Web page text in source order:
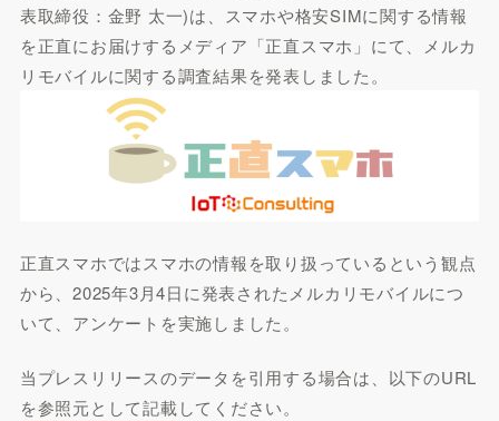
表取締役：金野 太一)は、スマホや格安SIMに関する情報
を正直にお届けするメディア「正直スマホ」にて、メルカ
リモバイルに関する調査結果を発表しました。
正直スマホではスマホの情報を取り扱っているという観点
から、2025年3月4日に発表されたメルカリモバイルにつ
いて、アンケートを実施しました。
当プレスリリースのデータを引用する場合は、以下のURL
を参照元として記載してください。